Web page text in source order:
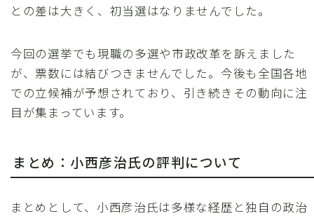
との差は大きく、初当選はなりませんでした。
今回の選挙でも現職の多選や市政改革を訴えました
が、票数には結びつきませんでした。今後も全国各地
での立候補が予想されており、引き続きその動向に注
目が集まっています。
まとめ：小西彦治氏の評判について
まとめとして、小西彦治氏は多様な経歴と独自の政治